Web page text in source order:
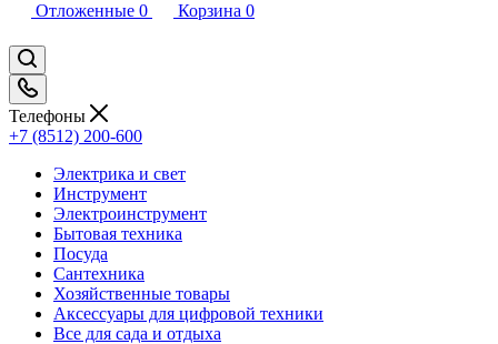
Отложенные 0 Корзина 0
Телефоны
+7 (8512) 200-600
Электрика и свет
Инструмент
Электроинструмент
Бытовая техника
Посуда
Сантехника
Хозяйственные товары
Аксессуары для цифровой техники
Все для сада и отдыха